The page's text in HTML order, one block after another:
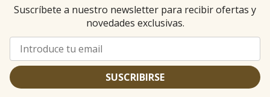
Suscríbete a nuestro newsletter para recibir ofertas y
novedades exclusivas.
SUSCRIBIRSE